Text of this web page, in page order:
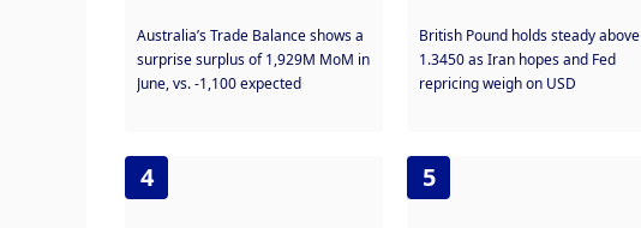
Australia’s Trade Balance shows a
surprise surplus of 1,929M MoM in
June, vs. -1,100 expected
British Pound holds steady above
1.3450 as Iran hopes and Fed
repricing weigh on USD
4 5